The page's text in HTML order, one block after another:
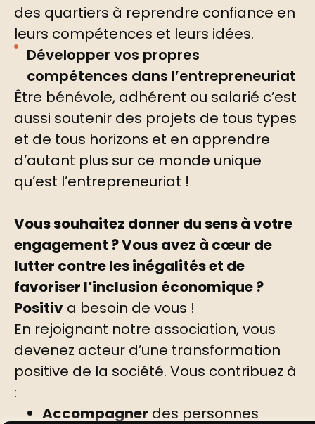
des quartiers à reprendre confiance en
leurs compétences et leurs idées.
Développer vos propres
compétences dans l’entrepreneuriat
Être bénévole, adhérent ou salarié c’est
aussi soutenir des projets de tous types
et de tous horizons et en apprendre
d’autant plus sur ce monde unique
qu’est l’entrepreneuriat !
Vous souhaitez donner du sens à votre
engagement ? Vous avez à cœur de
lutter contre les inégalités et de
favoriser l’inclusion économique ?
Positiva besoin de vous !
En rejoignant notre association, vous
devenez acteur d’une transformation
positive de la société. Vous contribuez à
:
Accompagner des personnes